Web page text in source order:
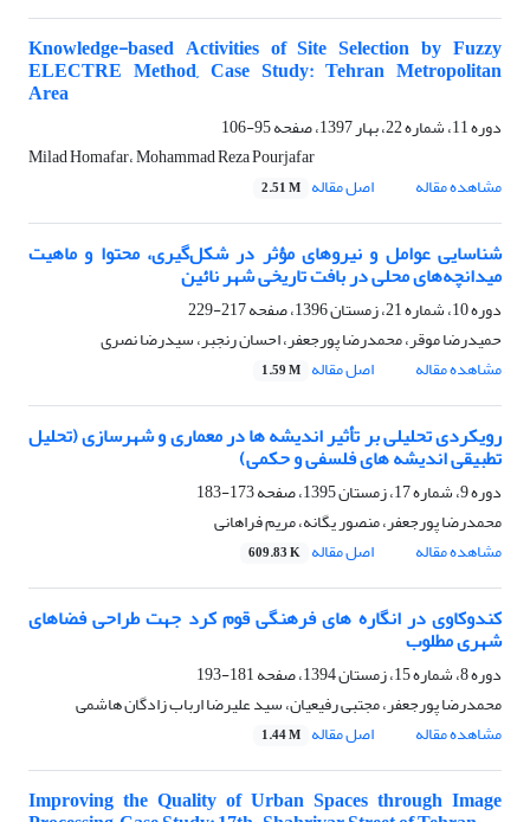
Knowledge-based Activities of Site Selection by Fuzzy
ELECTRE Method, Case Study: Tehran Metropolitan
Area
دوره 11، شماره 22، بهار 1397، صفحه
95-106
Milad Homafar، Mohammad Reza Pourjafar
مشاهده مقاله
اصل مقاله 2.51 M
شناسایی عوامل و نیروهای مؤثر در شکل‌گیری، محتوا و ماهیت
میدانچه‌های محلی در بافت تاریخی شهر نائین
دوره 10، شماره 21، زمستان 1396، صفحه
217-229
حمیدرضا موقر، محمدرضا پورجعفر، احسان رنجبر، سیدرضا نصری
مشاهده مقاله
اصل مقاله 1.59 M
رویکردی تحلیلی بر تأثیر اندیشه ها در معماری و شهرسازی (تحلیل
تطبیقی اندیشه های فلسفی و حکمی)
دوره 9، شماره 17، زمستان 1395، صفحه
173-183
محمدرضا پورجعفر، منصور یگانه، مریم فراهانی
مشاهده مقاله
اصل مقاله 609.83 K
کندوکاوی در انگاره های فرهنگی قوم کرد جهت طراحی فضاهای
شهری مطلوب
دوره 8، شماره 15، زمستان 1394، صفحه
181-193
محمدرضا پورجعفر، مجتبی رفیعیان، سید علیرضا ارباب زادگان هاشمی
مشاهده مقاله
اصل مقاله 1.44 M
Improving the Quality of Urban Spaces through Image